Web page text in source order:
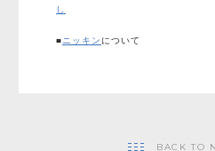
し
■ニッキン について
BACK TO